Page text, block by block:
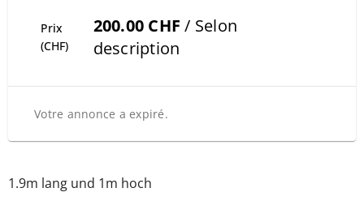
Prix
(CHF)
200.00 CHF / Selon
description
Votre annonce a expiré.
1.9m lang und 1m hoch